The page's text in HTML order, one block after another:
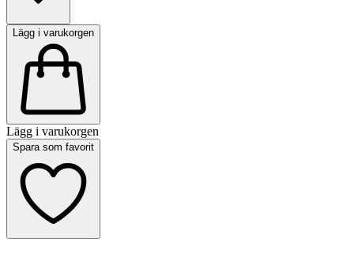
Lägg i varukorgen
Lägg i varukorgen
Spara som favorit